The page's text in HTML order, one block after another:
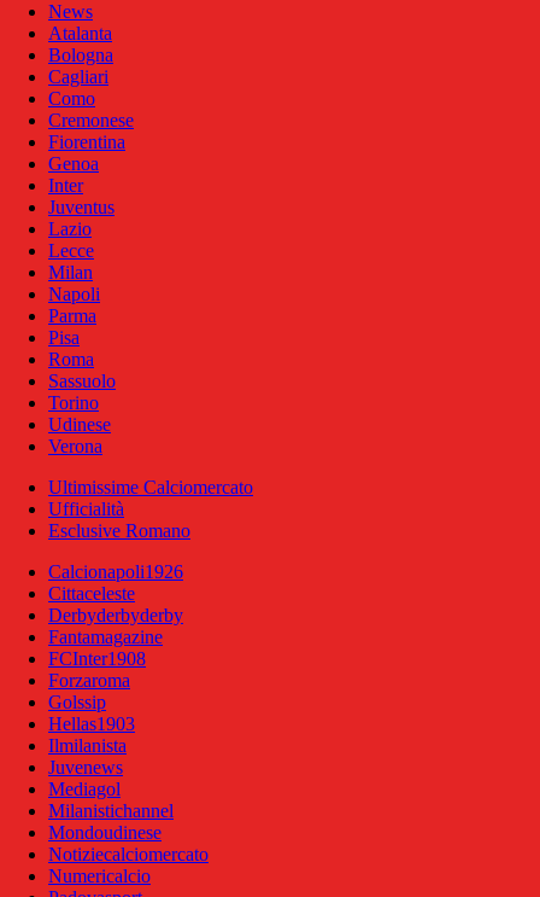
News
Atalanta
Bologna
Cagliari
Como
Cremonese
Fiorentina
Genoa
Inter
Juventus
Lazio
Lecce
Milan
Napoli
Parma
Pisa
Roma
Sassuolo
Torino
Udinese
Verona
Ultimissime Calciomercato
Ufficialità
Esclusive Romano
Calcionapoli1926
Cittaceleste
Derbyderbyderby
Fantamagazine
FCInter1908
Forzaroma
Golssip
Hellas1903
Ilmilanista
Juvenews
Mediagol
Milanistichannel
Mondoudinese
Notiziecalciomercato
Numericalcio